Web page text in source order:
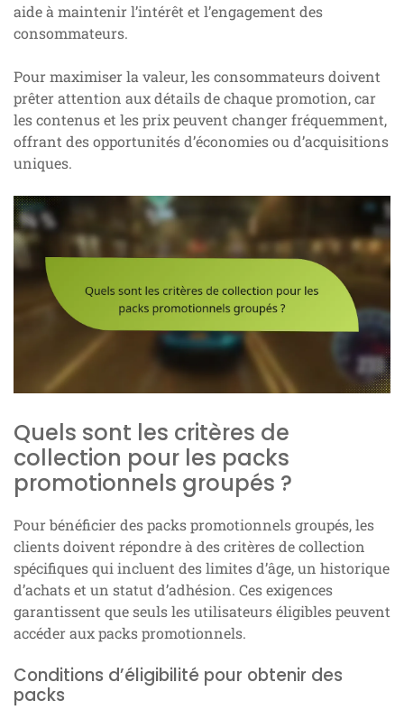
aide à maintenir l’intérêt et l’engagement des
consommateurs.
Pour maximiser la valeur, les consommateurs doivent
prêter attention aux détails de chaque promotion, car
les contenus et les prix peuvent changer fréquemment,
offrant des opportunités d’économies ou d’acquisitions
uniques.
Quels sont les critères de
collection pour les packs
promotionnels groupés ?
Pour bénéficier des packs promotionnels groupés, les
clients doivent répondre à des critères de collection
spécifiques qui incluent des limites d’âge, un historique
d’achats et un statut d’adhésion. Ces exigences
garantissent que seuls les utilisateurs éligibles peuvent
accéder aux packs promotionnels.
Conditions d’éligibilité pour obtenir des
packs